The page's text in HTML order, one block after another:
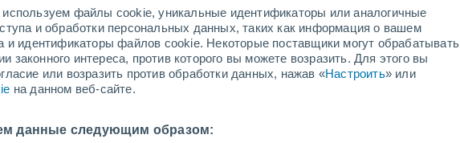
используем файлы cookie, уникальные идентификаторы или аналогичные
и обработки персональных данных, таких как информация о вашем
и идентификаторы файлов cookie. Некоторые поставщики могут обрабатывать
интереса, против которого вы можете возразить. Для этого вы
или возразить против обработки данных, нажав «Настроить» или
на данном веб-сайте.
данные следующим образом:
0 / 0
0 / 4
Тип покрытия у подножья склона
Тип покрытия на вершине склона